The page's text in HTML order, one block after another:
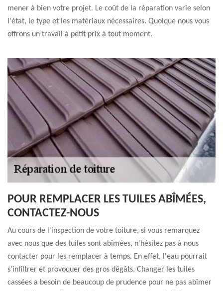
mener à bien votre projet. Le coût de la réparation varie selon
l'état, le type et les matériaux nécessaires. Quoique nous vous
offrons un travail à petit prix à tout moment.
POUR REMPLACER LES TUILES ABÎMÉES,
CONTACTEZ-NOUS
Au cours de l'inspection de votre toiture, si vous remarquez
avec nous que des tuiles sont abîmées, n'hésitez pas à nous
contacter pour les remplacer à temps. En effet, l'eau pourrait
s'infiltrer et provoquer des gros dégâts. Changer les tuiles
cassées a besoin de beaucoup de prudence pour ne pas abîmer